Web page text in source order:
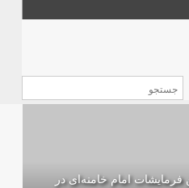
امام خامنه‌ای در